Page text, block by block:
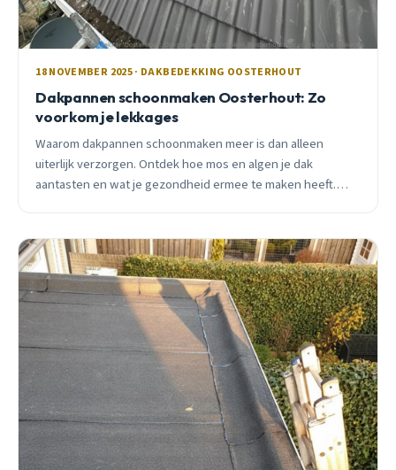
18 NOVEMBER 2025 · DAKBEDEKKING OOSTERHOUT
Dakpannen schoonmaken Oosterhout: Zo
voorkom je lekkages
Waarom dakpannen schoonmaken meer is dan alleen
uiterlijk verzorgen. Ontdek hoe mos en algen je dak
aantasten en wat je gezondheid ermee te maken heeft.